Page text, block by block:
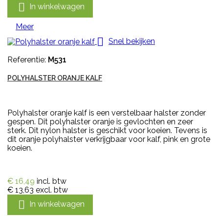
 In winkelwagen
Meer
 Snel bekijken
Referentie: M531
POLYHALSTER ORANJE KALF
Polyhalster oranje kalf is een verstelbaar halster zonder
gespen. Dit polyhalster oranje is gevlochten en zeer
sterk. Dit nylon halster is geschikt voor koeien. Tevens is
dit oranje polyhalster verkrijgbaar voor kalf, pink en grote
koeien.
€ 16,49 incl. btw
€ 13,63 excl. btw
 In winkelwagen